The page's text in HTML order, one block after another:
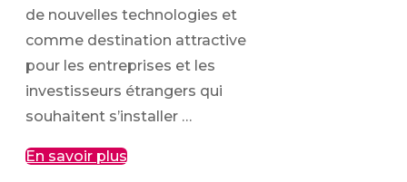
de nouvelles technologies et
comme destination attractive
pour les entreprises et les
investisseurs étrangers qui
souhaitent s’installer …
En savoir plus